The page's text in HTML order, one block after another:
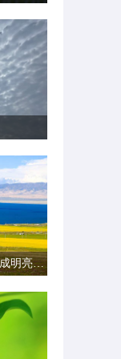
青海湖畔：湖光花海长云 天地铺成明亮画卷